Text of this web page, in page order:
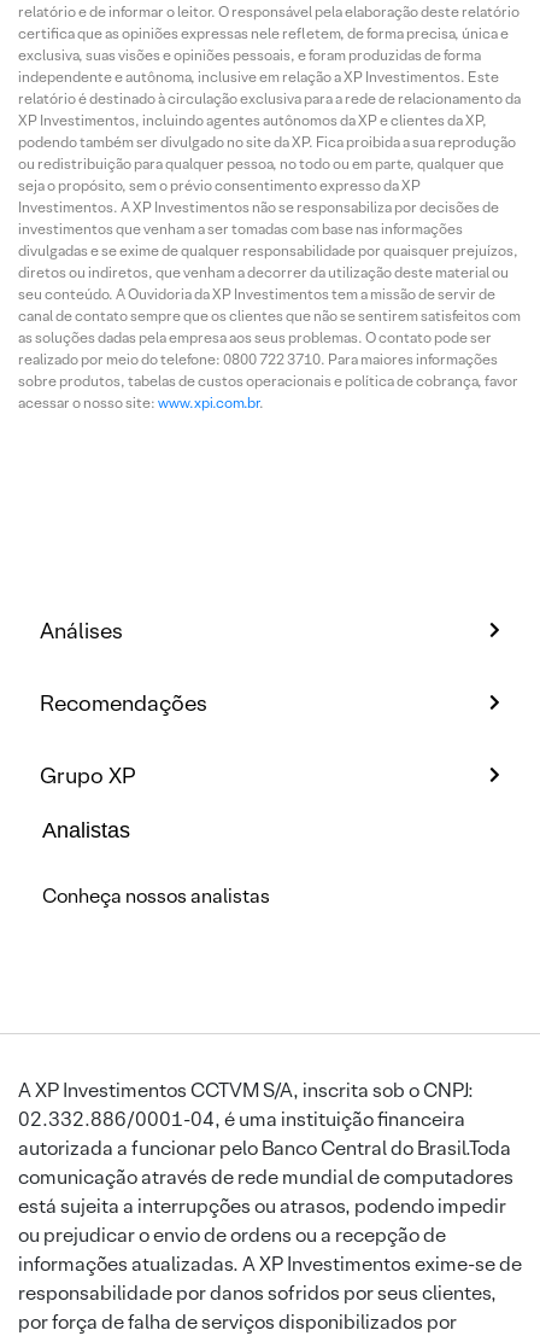
relatório e de informar o leitor. O responsável pela elaboração deste relatório
certifica que as opiniões expressas nele refletem, de forma precisa, única e
exclusiva, suas visões e opiniões pessoais, e foram produzidas de forma
independente e autônoma, inclusive em relação a XP Investimentos. Este
relatório é destinado à circulação exclusiva para a rede de relacionamento da
XP Investimentos, incluindo agentes autônomos da XP e clientes da XP,
podendo também ser divulgado no site da XP. Fica proibida a sua reprodução
ou redistribuição para qualquer pessoa, no todo ou em parte, qualquer que
seja o propósito, sem o prévio consentimento expresso da XP
Investimentos. A XP Investimentos não se responsabiliza por decisões de
investimentos que venham a ser tomadas com base nas informações
divulgadas e se exime de qualquer responsabilidade por quaisquer prejuízos,
diretos ou indiretos, que venham a decorrer da utilização deste material ou
seu conteúdo. A Ouvidoria da XP Investimentos tem a missão de servir de
canal de contato sempre que os clientes que não se sentirem satisfeitos com
as soluções dadas pela empresa aos seus problemas. O contato pode ser
realizado por meio do telefone: 0800 722 3710. Para maiores informações
sobre produtos, tabelas de custos operacionais e política de cobrança, favor
acessar o nosso site: www.xpi.com.br.
Análises
Recomendações
Grupo XP
Analistas
Conheça nossos analistas
A XP Investimentos CCTVM S/A, inscrita sob o CNPJ:
02.332.886/0001-04, é uma instituição financeira
autorizada a funcionar pelo Banco Central do Brasil.Toda
comunicação através de rede mundial de computadores
está sujeita a interrupções ou atrasos, podendo impedir
ou prejudicar o envio de ordens ou a recepção de
informações atualizadas. A XP Investimentos exime-se de
responsabilidade por danos sofridos por seus clientes,
por força de falha de serviços disponibilizados por